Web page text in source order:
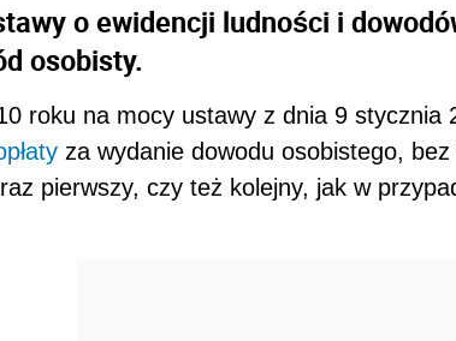
o ewidencji ludności i
osobisty.
roku na mocy ustawy z dnia 9 stycznia
za wydanie dowodu osobistego,
pierwszy, czy też kolejny, jak w